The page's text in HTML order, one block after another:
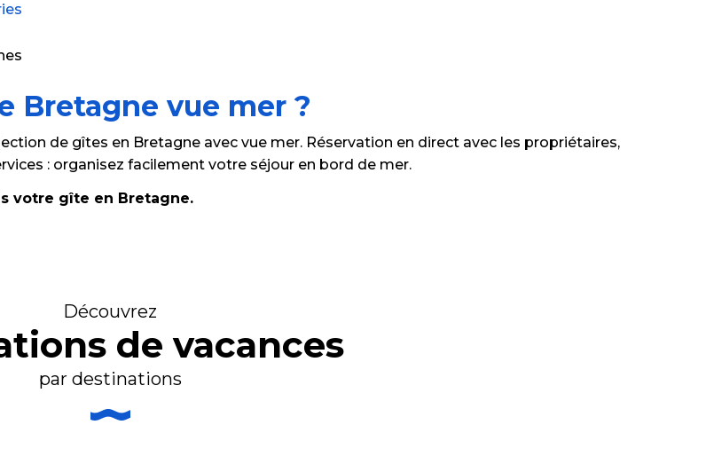
Bretagne vue mer ?
de gîtes en Bretagne avec vue mer. Réservation en direct avec les propriétaires,
: organisez facilement votre séjour en bord de mer.
votre gîte en Bretagne.
Découvrez
de vacances
par destinations